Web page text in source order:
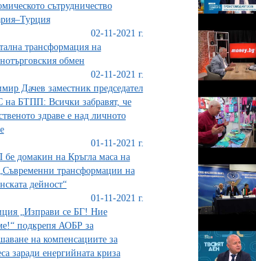
сътрудничество
02-11-2021 г.
трансформация на
обмен
02-11-2021 г.
Дачев заместник председател
на БТПП: Всички забравят, че
здраве е над личното
01-11-2021 г.
домакин на Кръгла маса на
трансформации на
дейност“
01-11-2021 г.
„Изправи се БГ! Ние
подкрепя АОБР за
на компенсациите за
заради енергийната криза